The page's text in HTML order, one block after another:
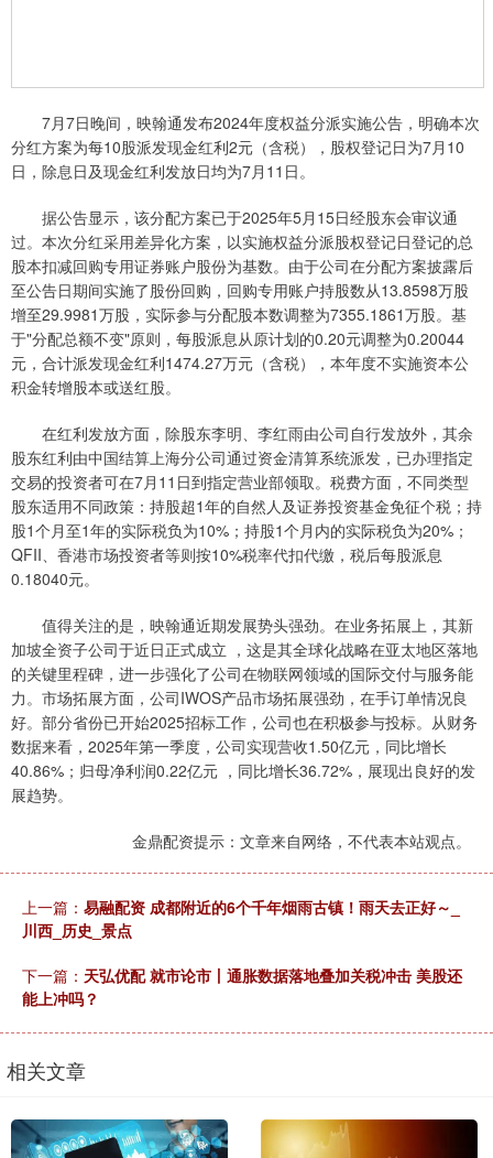
7月7日晚间，映翰通发布2024年度权益分派实施公告，明确本次
分红方案为每10股派发现金红利2元（含税），股权登记日为7月10
日，除息日及现金红利发放日均为7月11日。
据公告显示，该分配方案已于2025年5月15日经股东会审议通
过。本次分红采用差异化方案，以实施权益分派股权登记日登记的总
股本扣减回购专用证券账户股份为基数。由于公司在分配方案披露后
至公告日期间实施了股份回购，回购专用账户持股数从13.8598万股
增至29.9981万股，实际参与分配股本数调整为7355.1861万股。基
于"分配总额不变"原则，每股派息从原计划的0.20元调整为0.20044
元，合计派发现金红利1474.27万元（含税），本年度不实施资本公
积金转增股本或送红股。
在红利发放方面，除股东李明、李红雨由公司自行发放外，其余
股东红利由中国结算上海分公司通过资金清算系统派发，已办理指定
交易的投资者可在7月11日到指定营业部领取。税费方面，不同类型
股东适用不同政策：持股超1年的自然人及证券投资基金免征个税；持
股1个月至1年的实际税负为10%；持股1个月内的实际税负为20%；
QFII、香港市场投资者等则按10%税率代扣代缴，税后每股派息
0.18040元。
值得关注的是，映翰通近期发展势头强劲。在业务拓展上，其新
加坡全资子公司于近日正式成立 ，这是其全球化战略在亚太地区落地
的关键里程碑，进一步强化了公司在物联网领域的国际交付与服务能
力。市场拓展方面，公司IWOS产品市场拓展强劲，在手订单情况良
好。部分省份已开始2025招标工作，公司也在积极参与投标。从财务
数据来看，2025年第一季度，公司实现营收1.50亿元，同比增长
40.86%；归母净利润0.22亿元 ，同比增长36.72%，展现出良好的发
展趋势。
金鼎配资提示：文章来自网络，不代表本站观点。
上一篇： 易融配资 成都附近的6个千年烟雨古镇！雨天去正好～_
川西_历史_景点
下一篇： 天弘优配 就市论市丨通胀数据落地叠加关税冲击 美股还
能上冲吗？
相关文章